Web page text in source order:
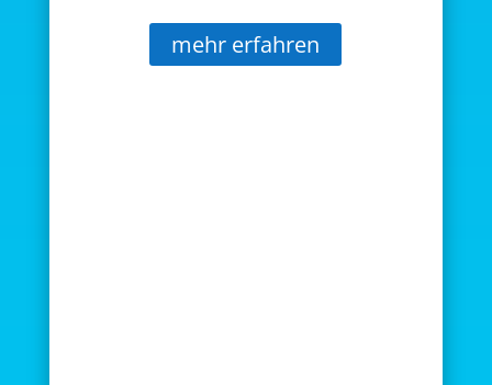
mehr erfahren